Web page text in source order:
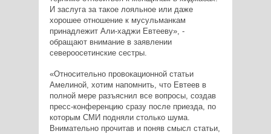
И заслуга за такое лояльное или даже
хорошее отношение к мусульманкам
принадлежит Али-хаджи Евтееву», -
обращают внимание в заявлении
североосетинские сестры.
«Относительно провокационной статьи
Амелиной, хотим напомнить, что Евтеев в
полной мере разъяснил все вопросы, создав
пресс-конференцию сразу после приезда, по
которым СМИ подняли столько шума.
Внимательно прочитав и поняв смысл статьи,